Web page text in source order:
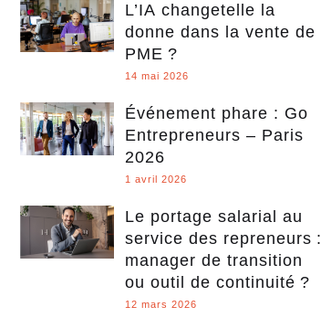
L’IA changetelle la
donne dans la vente de
PME ?
14 mai 2026
Événement phare : Go
Entrepreneurs – Paris
2026
1 avril 2026
Le portage salarial au
service des repreneurs :
manager de transition
ou outil de continuité ?
12 mars 2026